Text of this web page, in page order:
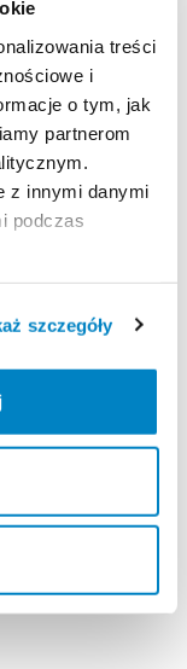
treści
i
o tym, jak
partnerom
z innymi danymi
podczas
szczegóły